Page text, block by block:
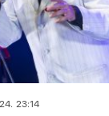
23:14